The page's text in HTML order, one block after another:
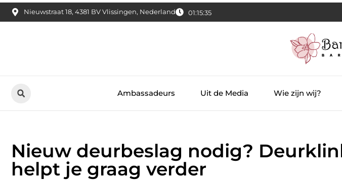
Nieuwstraat 18, 4381 BV Vlissingen, Nederland 01:15:36
Ambassadeurs Uit de Media Wie zijn wij?
Nieuw deurbeslag nodig?
helpt je graag verder